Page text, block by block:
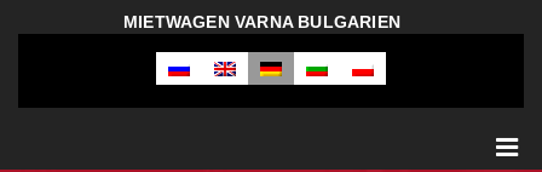
MIETWAGEN VARNA BULGARIEN